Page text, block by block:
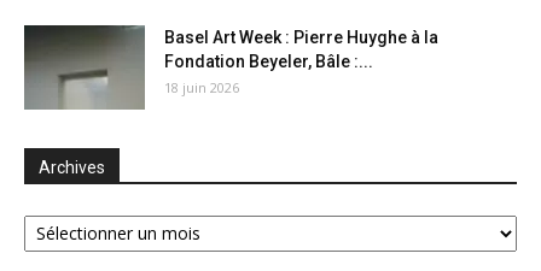
Basel Art Week : Pierre Huyghe à la
Fondation Beyeler, Bâle :...
18 juin 2026
Archives
Archives